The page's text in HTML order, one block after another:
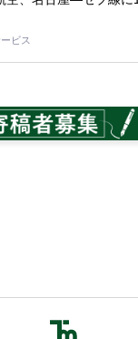
ビス